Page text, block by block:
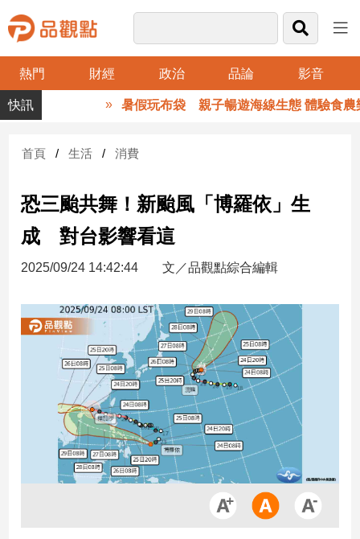
熱門 財經 政治 品論 影音
品
觀
財
台
財
新
產
經/
品
暑假玩布袋 親子暢遊海線生態 體驗食農樂
首頁 生活 消費
恐三颱共舞！新颱風「博羅依」生
成 對台影響看這
2025/09/24 14:42:44 文／品觀點綜合編輯